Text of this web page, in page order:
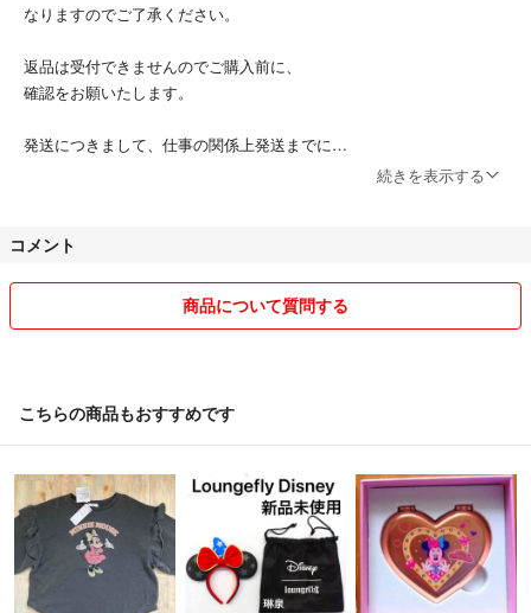
なりますのでご了承ください。
返品は受付できませんのでご購入前に、
確認をお願いたします。
発送につきまして、仕事の関係上発送までに
対応できる場合もございますので、
限りある資源を大切に、梱包材はリサイクル♻️
最後に、商品購入前にコメントをいただけると 助かります。他のサイ
が、中には削除ができていないもの、数年前の出品で在庫がない場合が
ございます。
念のため再度在庫確認した後、ご購入いただき たいと思います。
続きを表示する
コメント
商品について質問する
こちらの商品もおすすめです